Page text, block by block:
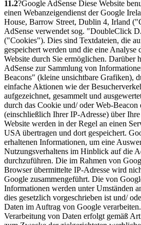
11.2?Google AdSense Diese Website
einen Webanzeigendienst der Google
House, Barrow Street, Dublin 4, Irland
AdSense verwendet sog. "DoubleClick
("Cookies"). Dies sind Textdateien, die
gespeichert werden und die eine Analyse
Website durch Sie ermöglichen. Darüber
AdSense zur Sammlung von
Beacons" (kleine unsichtbare Grafiken),
einfache Aktionen wie der
aufgezeichnet, gesammelt und
durch das Cookie und/ oder Web-Beacon
(einschließlich Ihrer IP-Adresse) über
Website werden in der Regel an einen
USA übertragen und dort gespeichert.
erhaltenen Informationen, um eine
Nutzungsverhaltens im Hinblick auf die
durchzuführen. Die im Rahmen von
Browser übermittelte IP-Adresse wird
Google zusammengeführt. Die von
Informationen werden unter Umständen
dies gesetzlich vorgeschrieben ist und/
Daten im Auftrag von Google
Verarbeitung von Daten erfolgt gemäß